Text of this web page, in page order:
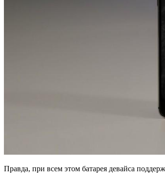
Правда, при всем этом батарея девайса